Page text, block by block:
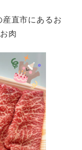
直市にあるお
肉